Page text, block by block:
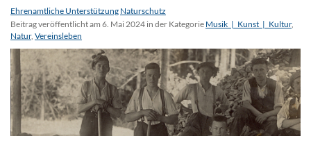
Ehrenamtliche Unterstützung Naturschutz
Beitrag veröffentlicht am 6. Mai 2024 in der Kategorie Musik_|_Kunst_|_Kultur,
Natur, Vereinsleben